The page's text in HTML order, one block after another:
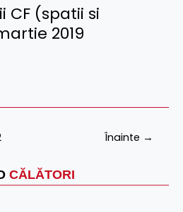
CĂLĂTORI
CF (spatii si
2019
Înainte →